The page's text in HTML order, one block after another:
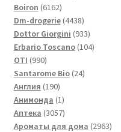
Boiron 61626162
товара
Dm-drogerie 44384438
товаров
Dottor Giorgini 933933
товара
Erbario Toscano 104104
OTI 990990
товаров
Santarome Bio 2424
Англия 190190
товаров
Анимонда 11
товар
Аптека 30573057
товаров
Ароматы для дома 29632963